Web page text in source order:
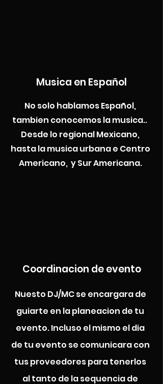
Musica en Español
No solo hablamos Español,
tambien conocemos la musica..
Desde lo regional Mexicano,
hasta la musica urbana e Centro
Americano, y Sur Americana.
Coordinacion de evento
Nuesto DJ/MC se encargara de
guiarte en la planeacion de tu
evento. Incluso el mismo el dia
de tu evento se comunicara con
tus proveedores para tenerlos
al tanto de la sequencia de